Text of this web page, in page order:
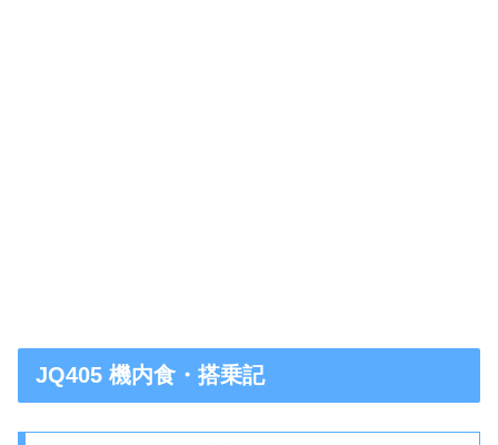
JQ405 機内食・搭乗記